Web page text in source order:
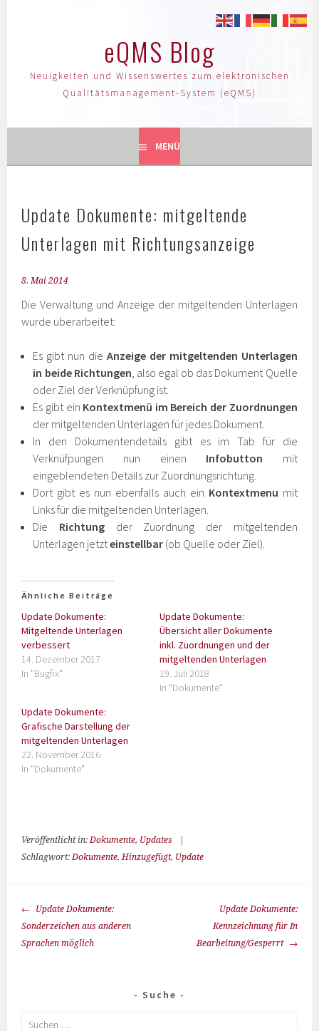
eQMS Blog
Neuigkeiten und Wissenswertes zum elektronischen
Qualitätsmanagement-System (eQMS)
MENÜ
Update Dokumente: mitgeltende
Unterlagen mit Richtungsanzeige
8. Mai 2014
Die Verwaltung und Anzeige der mitgeltenden Unterlagen
wurde überarbeitet:
Es gibt nun die Anzeige der mitgeltenden Unterlagen
in beide Richtungen, also egal ob das Dokument Quelle
oder Ziel der Verknüpfung ist.
Es gibt ein Kontextmenü im Bereich der Zuordnungen
der mitgeltenden Unterlagen für jedes Dokument.
In den Dokumentendetails gibt es im Tab für die
Verknüfpungen nun einen Infobutton mit
eingeblendeten Details zur Zuordnungsrichtung.
Dort gibt es nun ebenfalls auch ein Kontextmenu mit
Links für die mitgeltenden Unterlagen.
Die Richtung der Zuordnung der mitgeltenden
Unterlagen jetzteinstellbar (ob Quelle oder Ziel).
Ähnliche Beiträge
Update Dokumente:
Mitgeltende Unterlagen
verbessert
14. Dezember 2017
In "Bugfix"
Update Dokumente:
Übersicht aller Dokumente
inkl. Zuordnungen und der
mitgeltenden Unterlagen
19. Juli 2018
In "Dokumente"
Update Dokumente:
Grafische Darstellung der
mitgeltenden Unterlagen
22. November 2016
In "Dokumente"
Veröffentlicht in:Dokumente, Updates
Schlagwort:Dokumente,Hinzugefügt, Update
Update Dokumente:
Sonderzeichen aus anderen
Sprachen möglich
Update Dokumente:
Kennzeichnung für In
Bearbeitung/Gesperrt
Suche